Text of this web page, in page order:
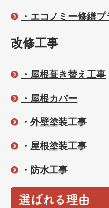
・エコノミー修繕
改修工事
・屋根葺き替え工事
・屋根カバー
・外壁塗装工事
・屋根塗装工事
・防水工事
選ばれる理由